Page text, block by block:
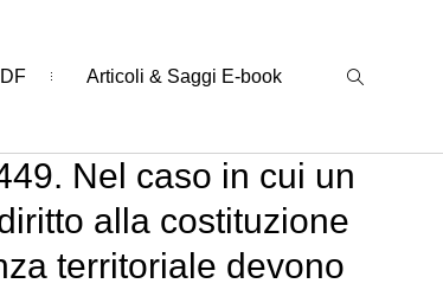
Articoli & Saggi E-book
Nel caso in cui un
alla costituzione
territoriale devono